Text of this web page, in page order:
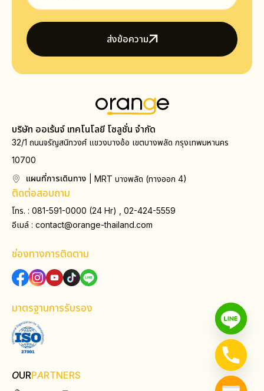
ส่งข้อความ
บริษัท ออเร้นจ์ เทคโนโลยี โซลูชั่น จำกัด
32/1 ถนนจรัญสนิทวงศ์ แขวงบางอ้อ เขตบางพลัด กรุงเทพมหานคร
10700
แผนที่การเดินทาง
| MRT บางพลัด (ทางออก 4)
ติดต่อสอบถาม
โทร. : 081-591-0000 (24 Hr) , 02-424-5559
อีเมล์ : contact@orange-thailand.com
ช่องทางการติดตาม
มาตรฐานการรับรอง
OURPARTNERS